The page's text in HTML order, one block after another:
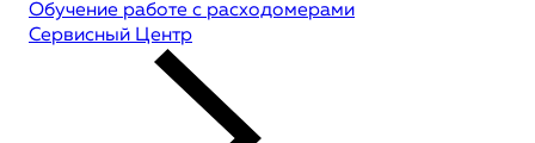
Обучение работе с расходомерами
Сервисный Центр